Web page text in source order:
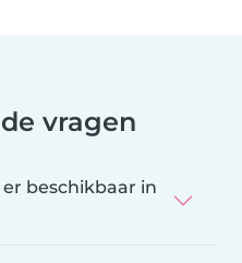
vragen
beschikbaar in